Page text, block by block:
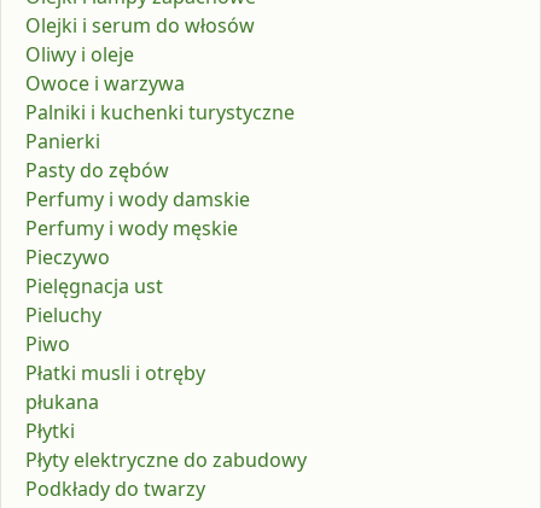
Olejki i serum do włosów
Oliwy i oleje
Owoce i warzywa
Palniki i kuchenki turystyczne
Panierki
Pasty do zębów
Perfumy i wody damskie
Perfumy i wody męskie
Pieczywo
Pielęgnacja ust
Pieluchy
Piwo
Płatki musli i otręby
płukana
Płytki
Płyty elektryczne do zabudowy
Podkłady do twarzy